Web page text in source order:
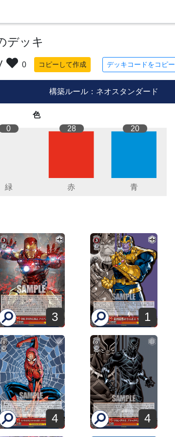
デッキ
0 コピーして作成 デッキコードをコピー
構築ルール：ネオスタンダード
色
0 28 20
3 1
4 4